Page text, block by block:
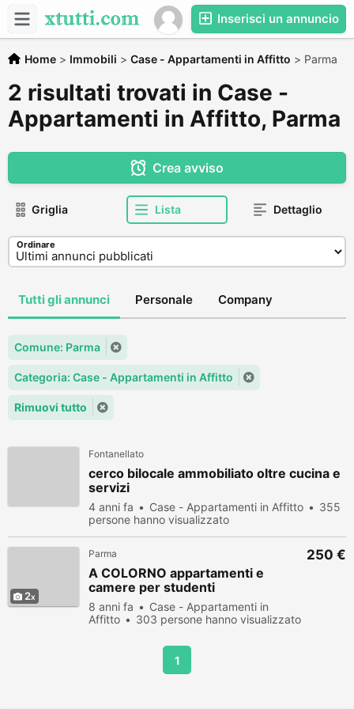
Inserisci un annuncio
Home > Immobili > Case - Appartamenti in Affitto > Parma
2 risultati trovati in Case -
Appartamenti in Affitto, Parma
Crea avviso
Griglia Lista Dettaglio
Ordinare
Tutti gli annunci Personale Company
Comune: Parma
Categoria: Case - Appartamenti in Affitto
Rimuovi tutto
Fontanellato
cerco bilocale ammobiliato oltre cucina e
servizi
4 anni fa Case - Appartamenti in Affitto
355
persone hanno visualizzato
2
Parma
A COLORNO appartamenti e
camere per studenti
8 anni fa
Case - Appartamenti in
Affitto
303 persone hanno visualizzato
250 €
1